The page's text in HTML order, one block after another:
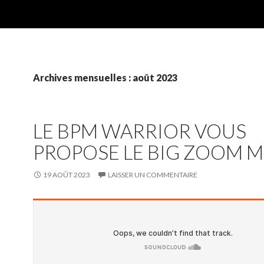
Archives mensuelles : août 2023
LE BPM WARRIOR VOUS
PROPOSE LE BIG ZOOM
19 AOÛT 2023 LAISSER UN COMMENTAIRE